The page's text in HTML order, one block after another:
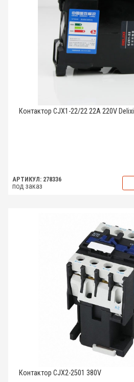
Контактор CJX1-22/22 22A 220V Delixi
АРТИКУЛ: 278336
под заказ
Контактор CJX2-2501 380V